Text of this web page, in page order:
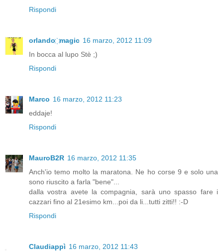
Rispondi
orlando ҉ magic 16 marzo, 2012 11:09
In bocca al lupo Stè ;)
Rispondi
Marco 16 marzo, 2012 11:23
eddaje!
Rispondi
MauroB2R 16 marzo, 2012 11:35
Anch'io temo molto la maratona. Ne ho corse 9 e solo una
sono riuscito a farla "bene"...
dalla vostra avete la compagnia, sarà uno spasso fare i
cazzari fino al 21esimo km...poi da li...tutti zitti!! :-D
Rispondi
Claudiappì 16 marzo, 2012 11:43